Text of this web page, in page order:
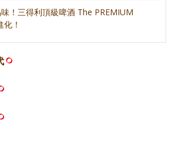
！三得利頂級啤酒 The PREMIUM
！